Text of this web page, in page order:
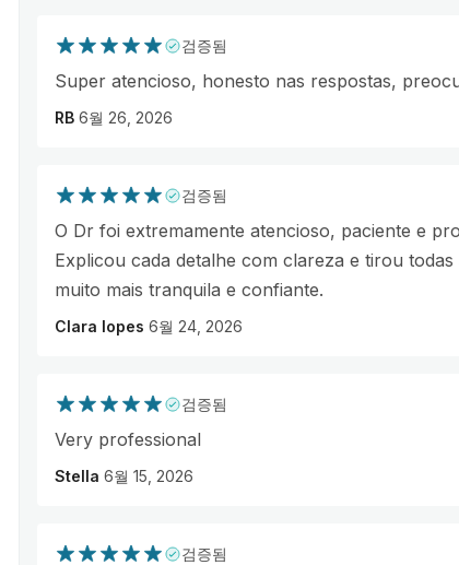
검증됨
Super atencioso, honesto nas respostas,
RB 6월 26, 2026
검증됨
O Dr foi extremamente atencioso, paciente e
Explicou cada detalhe com clareza e tirou
muito mais tranquila e confiante.
Clara lopes 6월 24, 2026
검증됨
Very professional
Stella 6월 15, 2026
검증됨